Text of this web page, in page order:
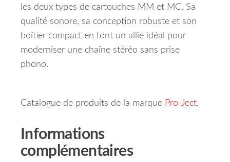
les deux types de cartouches MM et MC. Sa
qualité sonore, sa conception robuste et son
boîtier compact en font un allié idéal pour
moderniser une chaîne stéréo sans prise
phono.
Catalogue de produits de la marque Pro-Ject.
Informations
complémentaires